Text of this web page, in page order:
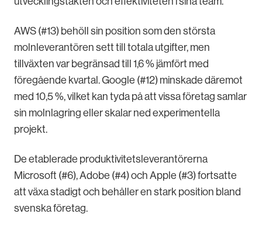
AWS (#13) behöll sin position som den största
molnleverantören sett till totala utgifter, men
tillväxten var begränsad till 1,6 % jämfört med
föregående kvartal. Google (#12) minskade däremot
med 10,5 %, vilket kan tyda på att vissa företag samlar
sin molnlagring eller skalar ned experimentella
projekt.
De etablerade produktivitetsleverantörerna
Microsoft (#6), Adobe (#4) och Apple (#3) fortsatte
att växa stadigt och behåller en stark position bland
svenska företag.